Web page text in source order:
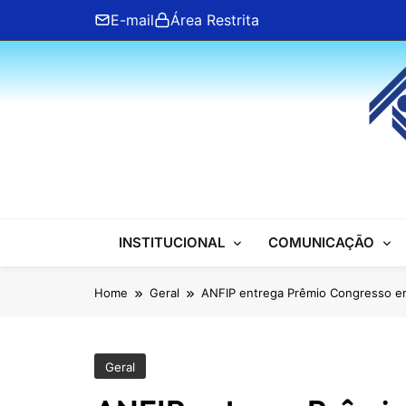
content
E-mail Área Restrita
ANFIP Nacional
INSTITUCIONAL COMUNICAÇÃO
Home Geral ANFIP entrega Prêmio Congresso
Geral